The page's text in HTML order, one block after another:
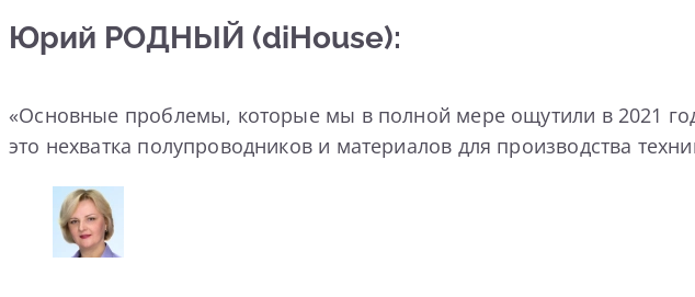
Юрий РОДНЫЙ (diHouse):
«Основные проблемы, которые мы в полной мере ощутили в 2021
это нехватка полупроводников и материалов для производства